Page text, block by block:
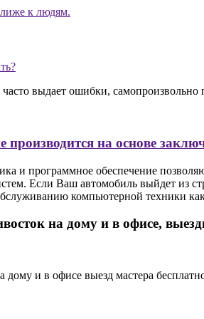
к людям.
выдает ошибки, самопроизвольно
производится на основе
и программное обеспечение
Если Ваш автомобиль выйдет из
компьютерной техники
на дому и в офисе,
дому и в офисе выезд мастера